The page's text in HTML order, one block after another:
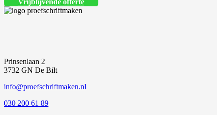
Vrijblijvende offerte
Prinsenlaan 2
3732 GN De Bilt
info@proefschriftmaken.nl
030 200 61 89